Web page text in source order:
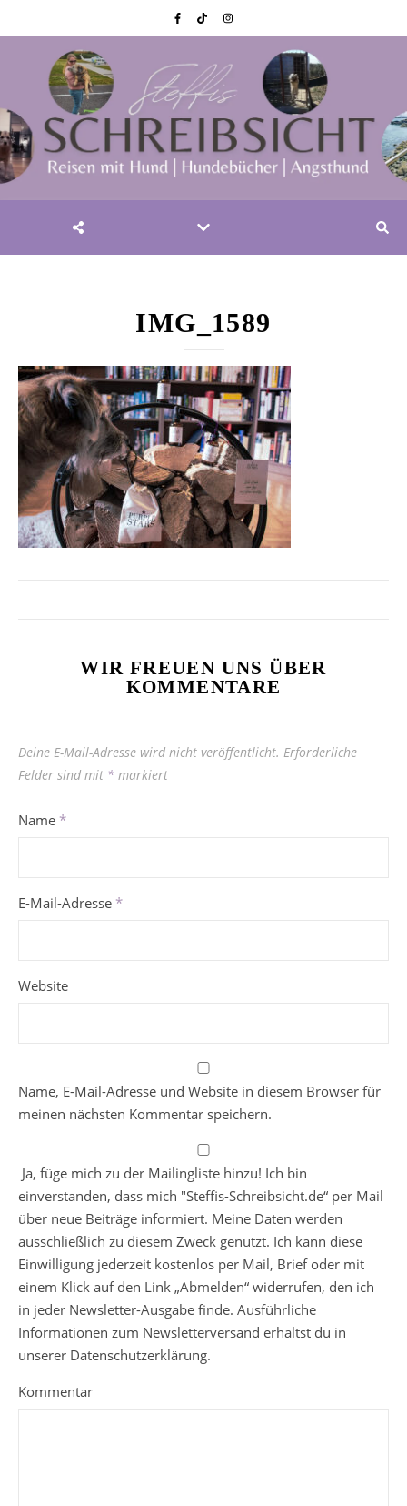
IMG_1589
WIR FREUEN UNS ÜBER
KOMMENTARE
Deine E-Mail-Adresse wird nicht veröffentlicht. Erforderliche
Felder sind mit * markiert
Name *
E-Mail-Adresse *
Website
Name, E-Mail-Adresse und Website in diesem Browser für
meinen nächsten Kommentar speichern.
Ja, füge mich zu der Mailingliste hinzu! Ich bin
einverstanden, dass mich "Steffis-Schreibsicht.de“ per Mail
über neue Beiträge informiert. Meine Daten werden
ausschließlich zu diesem Zweck genutzt. Ich kann diese
Einwilligung jederzeit kostenlos per Mail, Brief oder mit
einem Klick auf den Link „Abmelden“ widerrufen, den ich
in jeder Newsletter-Ausgabe finde. Ausführliche
Informationen zum Newsletterversand erhältst du in
unserer Datenschutzerklärung.
Kommentar